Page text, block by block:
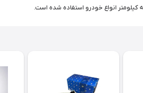
انواع خودرو استفاده شده است.